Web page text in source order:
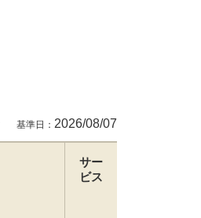
基準日： 2026/08/07
サー
ビス